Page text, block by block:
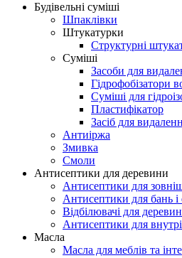
Будівельні суміші
Шпаклівки
Штукатурки
Структурні
Суміші
Засоби для
Гідрофобізатори
Суміші для
Пластифікатор
Засіб для
Антиіржа
Змивка
Смоли
Антисептики для деревини
Антисептики для
Антисептики для бань і
Відбілювачі для
Антисептики для
Масла
Масла для меблів та